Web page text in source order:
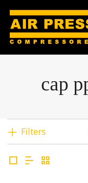
cap
Filters